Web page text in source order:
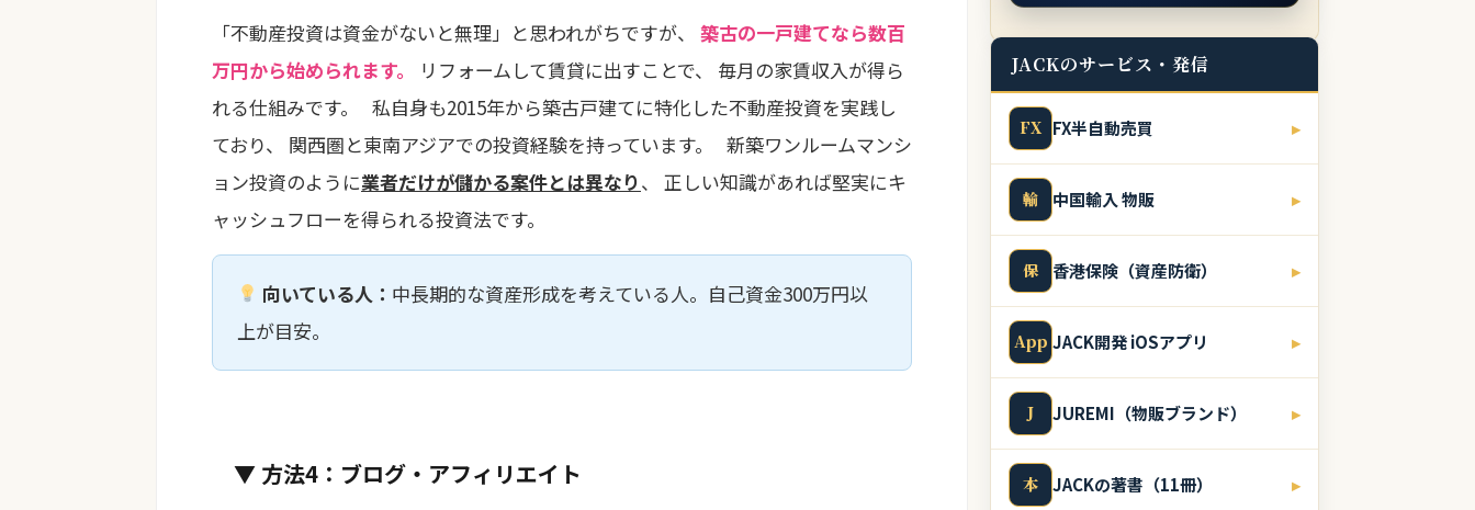
「不動産投資は資金がないと無理」と思われがちですが、 築古の一戸建てなら数百
万円から始められます。
リフォームして賃貸に出すことで、 毎月の家賃収入が得ら
れる仕組みです。 私自身も2015年から築古戸建てに特化した不動産投資を実践し
ており、 関西圏と東南アジアでの投資経験を持っています。 新築ワンルームマンシ
ョン投資のように業者だけが儲かる案件とは異なり、 正しい知識があれば堅実にキ
ャッシュフローを得られる投資法です。
向いている人： 中長期的な資産形成を考えている人。自己資金300万円以
上が目安。
▼ 方法4：ブログ・アフィリエイト
JACKのサービス・発信
FX FX半自動売買 ▸
輸 中国輸入 物販 ▸
保 香港保険（資産防衛） ▸
App JACK開発 iOSアプリ ▸
J JUREMI（物販ブランド） ▸
本 JACKの著書（11冊） ▸